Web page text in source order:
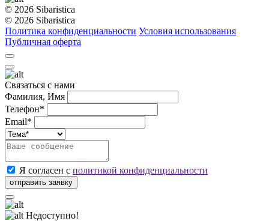
© 2026 Sibaristica
© 2026 Sibaristica
Политика конфиденциальности Условия использования
Публичная оферта
Связаться с нами
Фамилия, Имя
Телефон*
Email*
Я согласен с политикой конфиденциальности
Недоступно!